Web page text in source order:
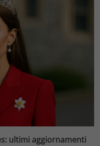
ultimi aggiornamenti